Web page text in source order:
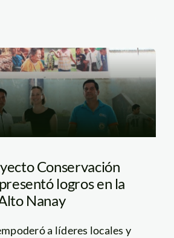
Conservación
logros en la
Nanay
a líderes locales y